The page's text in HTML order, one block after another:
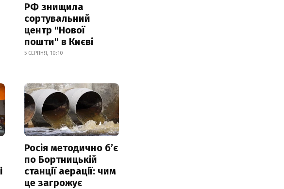
РФ знищила
сортувальний
центр "Нової
пошти" в Києві
5 СЕРПНЯ, 10:10
Росія методично б’є
по Бортницькій
станції аерації: чим
це загрожує